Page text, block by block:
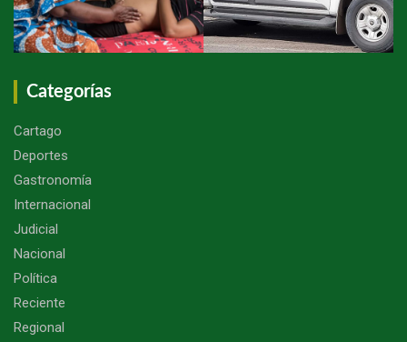
Categorías
Cartago
Deportes
Gastronomía
Internacional
Judicial
Nacional
Política
Reciente
Regional